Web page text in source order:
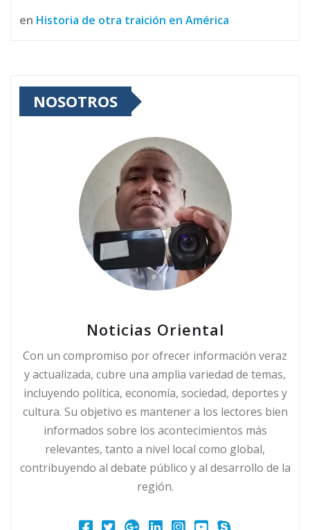
en Historia de otra traición en América
NOSOTROS
Noticias Oriental
Con un compromiso por ofrecer información veraz
y actualizada, cubre una amplia variedad de temas,
incluyendo política, economía, sociedad, deportes y
cultura. Su objetivo es mantener a los lectores bien
informados sobre los acontecimientos más
relevantes, tanto a nivel local como global,
contribuyendo al debate público y al desarrollo de la
región.